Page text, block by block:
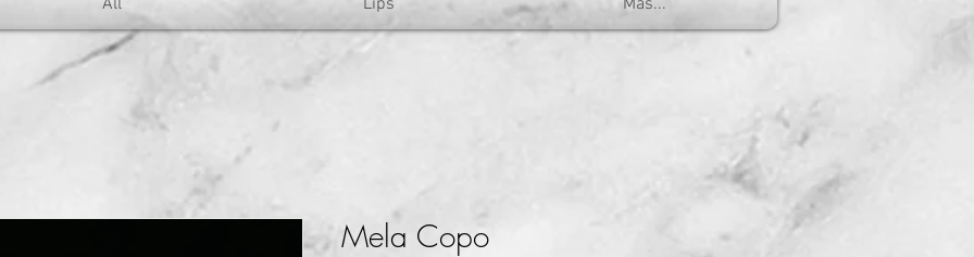
All Lips Más...
Mela Copo